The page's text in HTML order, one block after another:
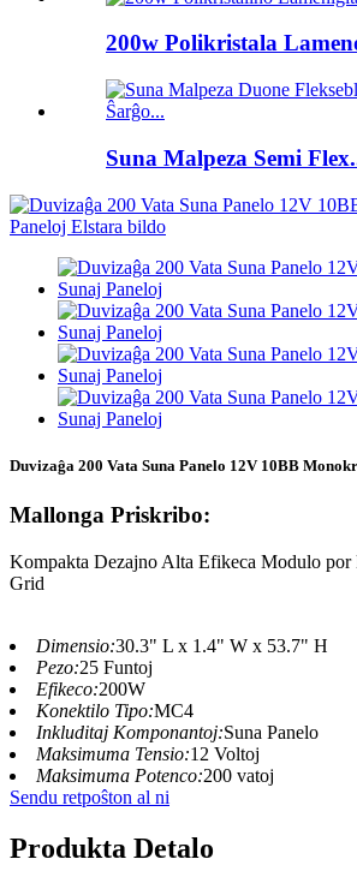
200w Polikristala
Suna Malpeza Semi
Duvizaĝa 200 Vata Suna Panelo 12V 10BB
Mallonga Priskribo:
Kompakta Dezajno Alta Efikeca Modulo
Grid
Dimensio:30.3" L x 1.4" W x 53.7" H
Pezo:25 Funtoj
Efikeco:200W
Konektilo Tipo:MC4
Inkluditaj Komponantoj:Suna Panelo
Maksimuma Tensio:12 Voltoj
Maksimuma Potenco:200 vatoj
Sendu retpoŝton al ni
Produkta Detalo